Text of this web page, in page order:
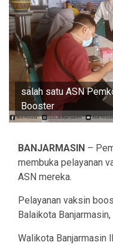
salah satu ASN
Booster
BANJARMASIN –
membuka pelayanan
ASN mereka.
Pelayanan vaksin
Balaikota
Walikota Banjarmasin